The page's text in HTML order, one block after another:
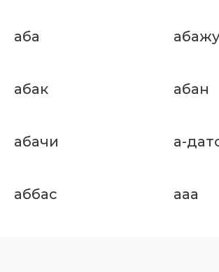
аба
абак абан
абачи а-
аббас ааа